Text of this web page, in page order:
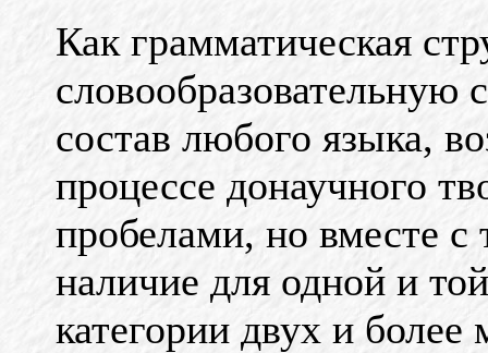
Как грамматическая
словообразовательную
состав любого языка,
процессе донаучного
пробелами, но вместе
наличие для одной и
категории двух и